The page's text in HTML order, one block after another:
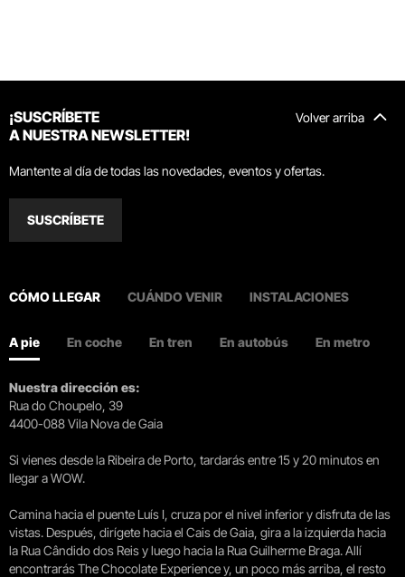
Volver arriba
¡SUSCRÍBETE
A NUESTRA NEWSLETTER!
Mantente al día de todas las novedades, eventos y ofertas.
SUSCRÍBETE
CÓMO LLEGAR CUÁNDO VENIR INSTALACIONES
A pie En coche En tren En autobús En metro
Nuestra dirección es:
Rua do Choupelo, 39
4400-088 Vila Nova de Gaia
Si vienes desde la Ribeira de Porto, tardarás entre 15 y 20 minutos en
llegar a WOW.
Camina hacia el puente Luís I, cruza por el nivel inferior y disfruta de las
vistas. Después, dirígete hacia el Cais de Gaia, gira a la izquierda hacia
la Rua Cândido dos Reis y luego hacia la Rua Guilherme Braga. Allí
encontrarás The Chocolate Experience y, un poco más arriba, el resto